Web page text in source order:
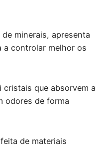
minerais, apresenta
a controlar melhor os
cristais que absorvem a
odores de forma
de materiais